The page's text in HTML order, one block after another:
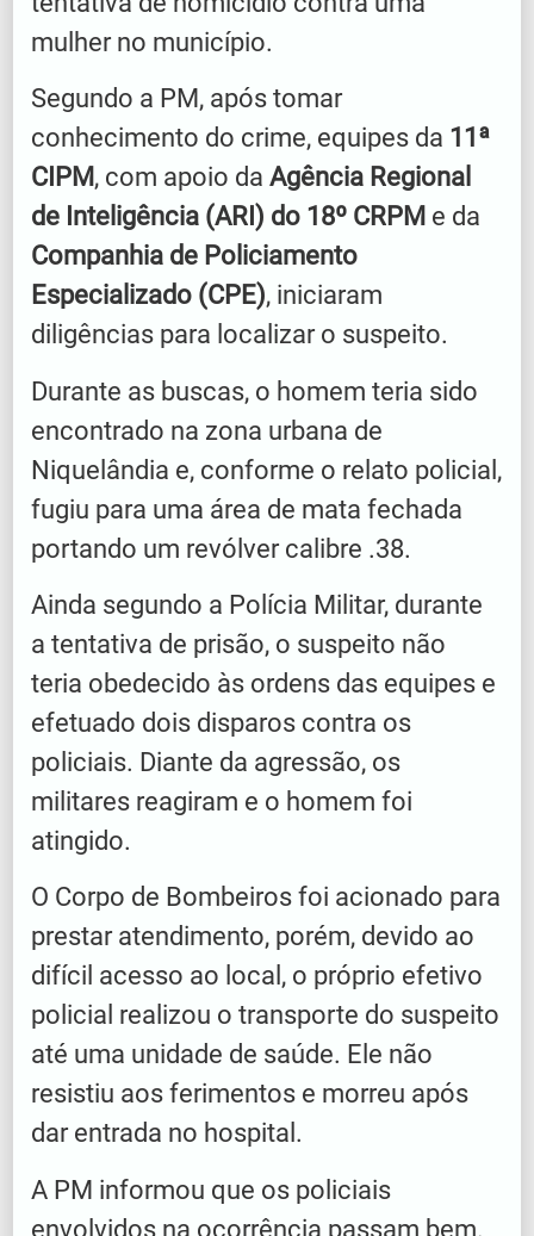
mulher no município.
Segundo a PM, após tomar
conhecimento do crime, equipes da 11ª
CIPM, com apoio daAgência Regional
de Inteligência (ARI) do 18º CRPM e da
Companhia de Policiamento
Especializado (CPE), iniciaram
diligências para localizar o suspeito.
Durante as buscas, o homem teria sido
encontrado na zona urbana de
Niquelândia e, conforme o relato policial,
fugiu para uma área de mata fechada
portando um revólver calibre .38.
Ainda segundo a Polícia Militar, durante
a tentativa de prisão, o suspeito não
teria obedecido às ordens das equipes e
efetuado dois disparos contra os
policiais. Diante da agressão, os
militares reagiram e o homem foi
atingido.
O Corpo de Bombeiros foi acionado para
prestar atendimento, porém, devido ao
difícil acesso ao local, o próprio efetivo
policial realizou o transporte do suspeito
até uma unidade de saúde. Ele não
resistiu aos ferimentos e morreu após
dar entrada no hospital.
A PM informou que os policiais
envolvidos na ocorrência passam bem.